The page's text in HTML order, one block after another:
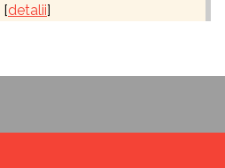
[detalii]